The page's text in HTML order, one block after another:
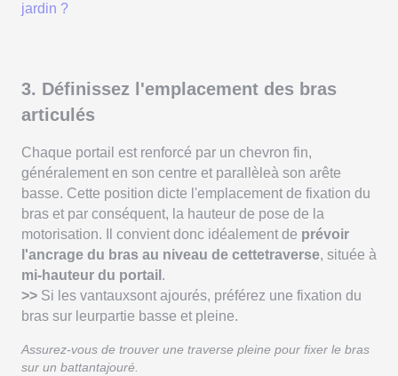
jardin ?
3. Définissez l'emplacement des bras
articulés
Chaque portail est renforcé par un chevron fin,
généralement en son centre et parallèleà son arête
basse. Cette position dicte l'emplacement de fixation du
bras et par conséquent, la hauteur de pose de la
motorisation. Il convient donc idéalement de prévoir
l'ancrage du bras au niveau de cettetraverse, située à
mi-hauteur du portail .
>> Si les vantauxsont ajourés, préférez une fixation du
bras sur leurpartie basse et pleine.
Assurez-vous de trouver une traverse pleine pour fixer le bras
sur un battantajouré.